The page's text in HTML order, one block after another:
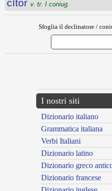
cĭtor v. tr. I coniug.
Sfoglia il declinatore /
I nostri siti
Dizionario italiano
Grammatica italiana
Verbi Italiani
Dizionario latino
Dizionario greco
Dizionario francese